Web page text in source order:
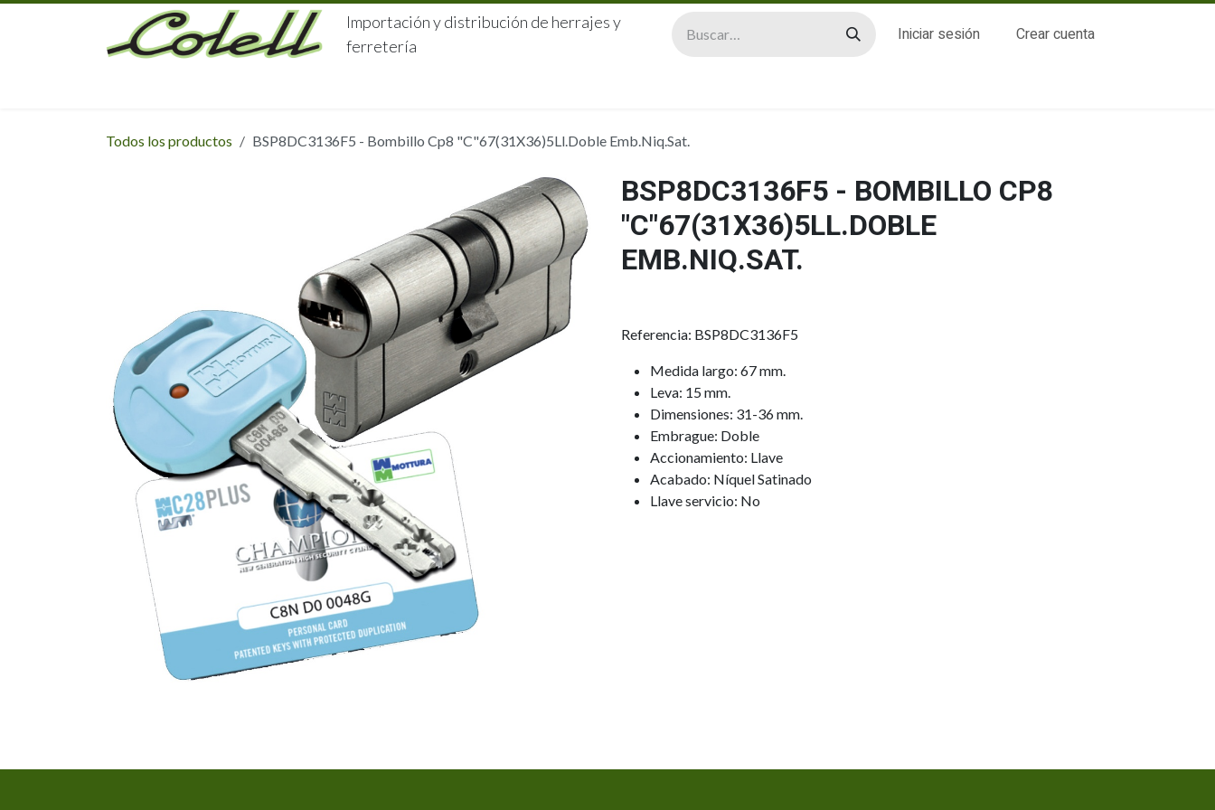
Ir al contenido
Importación y distribución de herrajes y
ferretería
Iniciar sesión Crear cuenta
Todos los productos BSP8DC3136F5 - Bombillo Cp8 "C"67(31X36)5Ll.Doble Emb.Niq.Sat.
BSP8DC3136F5 - BOMBILLO CP8
"C"67(31X36)5LL.DOBLE
EMB.NIQ.SAT.
Referencia: BSP8DC3136F5
Medida largo: 67 mm.
Leva: 15 mm.
Dimensiones: 31-36 mm.
Embrague: Doble
Accionamiento: Llave
Acabado: Níquel Satinado
Llave servicio: No